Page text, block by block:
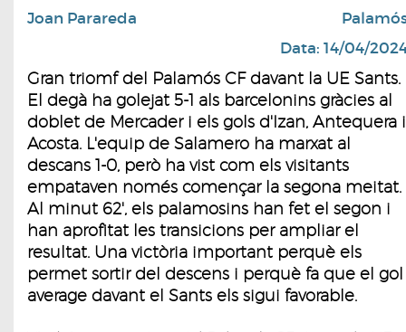
Joan Parareda
Data: 14/04/
Gran triomf del Palamós CF davant la UE Sants.
El degà ha golejat 5-1 als barcelonins gràcies al
doblet de Mercader i els gols d'Izan, Antequera i
Acosta. L'equip de Salamero ha marxat al
descans 1-0, però ha vist com els visitants
empataven només començar la segona meitat.
Al minut 62', els palamosins han fet el segon i
han aprofitat les transicions per ampliar el
resultat. Una victòria important perquè els
permet sortir del descens i perquè fa que el gol
average davant el Sants els sigui favorable.